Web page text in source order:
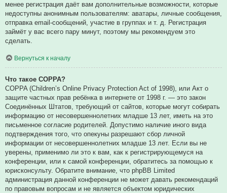
менее регистрация даёт вам дополнительные возможности, которые
недоступны анонимным пользователям: аватары, личные сообщения,
отправка email-сообщений, участие в группах и т. д. Регистрация
займёт у вас всего пару минут, поэтому мы рекомендуем это
сделать.
Вернуться к началу
Что такое COPPA?
COPPA (Children’s Online Privacy Protection Act of 1998), или Акт о
защите частных прав ребёнка в интернете от 1998 г. — это закон
Соединённых Штатов, требующий от сайтов, которые могут собирать
информацию от несовершеннолетних младше 13 лет, иметь на это
письменное согласие родителей. Допустимо наличие иного вида
подтверждения того, что опекуны разрешают сбор личной
информации от несовершеннолетних младше 13 лет. Если вы не
уверены, применимо ли это к вам, как к регистрирующемуся на
конференции, или к самой конференции, обратитесь за помощью к
юрисконсульту. Обратите внимание, что phpBB Limited
администрация данной конференции не может давать рекомендаций
по правовым вопросам и не является объектом юридических